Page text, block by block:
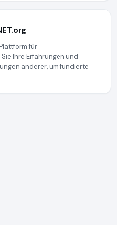
Plattform für
Ihre Erfahrungen und
anderer, um fundierte